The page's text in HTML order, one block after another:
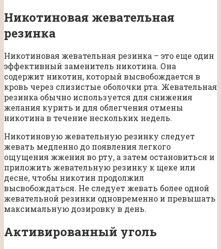
Никотиновая жевательная
резинка
Никотиновая жевательная резинка – это еще один
эффективный заменитель никотина. Она
содержит никотин, который высвобождается в
кровь через слизистые оболочки рта. Жевательная
резинка обычно используется для снижения
желания курить и для облегчения отмены
никотина в течение нескольких недель.
Никотиновую жевательную резинку следует
жевать медленно до появления легкого
ощущения жжения во рту, а затем остановиться и
приложить жевательную резинку к щеке или
десне, чтобы никотин продолжил
высвобождаться. Не следует жевать более одной
жевательной резинки одновременно и превышать
максимальную дозировку в день.
Активированный уголь